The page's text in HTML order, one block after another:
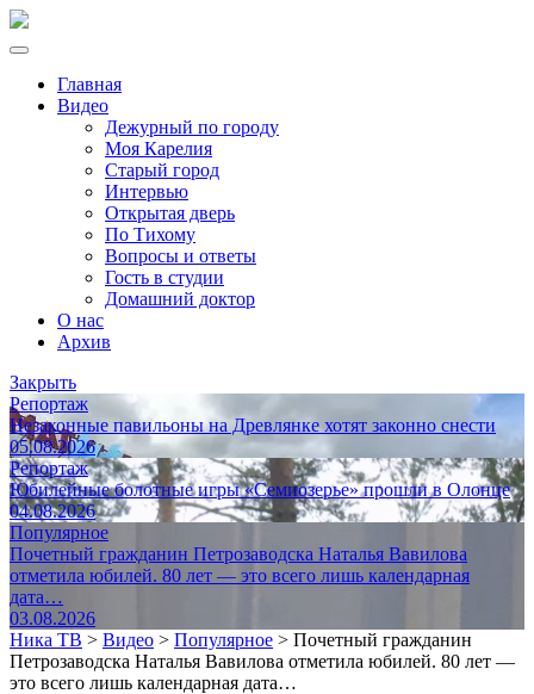
Главная
Видео
Дежурный по городу
Моя Карелия
Старый город
Интервью
Открытая дверь
По Тихому
Вопросы и ответы
Гость в студии
Домашний доктор
О нас
Архив
Закрыть
Репортаж
Незаконные павильоны на Древлянке хотят законно снести
05.08.2026
Репортаж
Юбилейные болотные игры «Семиозерье» прошли в Олонце
04.08.2026
Популярное
Почетный гражданин Петрозаводска Наталья Вавилова
отметила юбилей. 80 лет — это всего лишь календарная
дата…
03.08.2026
Ника ТВ > Видео > Популярное > Почетный гражданин
Петрозаводска Наталья Вавилова отметила юбилей. 80 лет —
это всего лишь календарная дата…